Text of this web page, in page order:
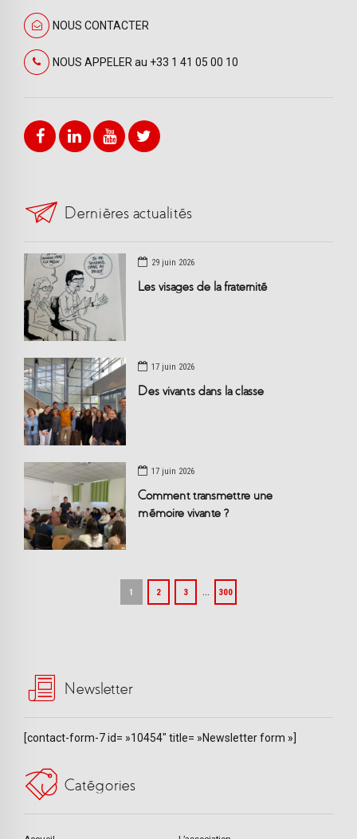
NOUS CONTACTER
NOUS APPELER au +33 1 41 05 00 10
Dernières actualités
29 juin 2026
Les visages de la fraternité
17 juin 2026
Des vivants dans la classe
17 juin 2026
Comment transmettre une
mémoire vivante ?
1 2 3 … 300
Newsletter
[contact-form-7 id= »10454″ title= »Newsletter form »]
Catégories